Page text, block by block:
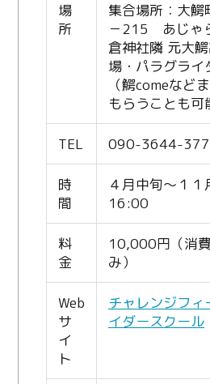
場
所
集合場所：大鰐
－215 あじゃ
倉神社隣 元大
場・パラグライ
（鰐comeなど
もらうことも可
TEL 090-3644-
時
間
４月中旬～１
16:00
料
金
10,000円（消
み）
Web
サ
イ
ト
チャレンジフィ
イダースクール